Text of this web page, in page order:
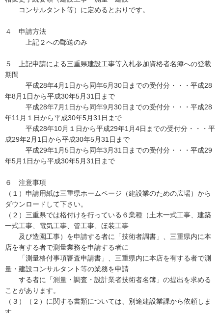
コンサルタント等）に定めるとおりです。
４ 申請方法
上記２への郵送のみ
５ 上記申請による三重県建設工事等入札参加資格者名簿への登載
期間
平成28年4月1日から同年6月30日までの受付分・・・平成28
年8月1日から平成30年5月31日まで
平成28年7月1日から同年9月30日までの受付分・・・平成28
年11月１日から平成30年5月31日まで
平成28年10月１日から平成29年1月4日までの受付分・・・平
成29年2月1日から平成30年5月31日まで
平成29年1月5日から同年3月31日までの受付分・・・平成29
年5月1日から平成30年5月31日まで
６ 注意事項
（１）申請用紙は三重県ホームページ（建設業のための広場）から
ダウンロードして下さい。
（２）三重県では格付けを行っている６業種（土木一式工事、建築
一式工事、電気工事、管工事、ほ装工事
及び造園工事）を申請する者に「技術者調書」、三重県内に本
店を有する者で測量業務を申請する者に
「測量格付事項審査申請書」、三重県内に本店を有する者で測
量・建設コンサルタント等の業務を申請
する者に「測量・調査・設計業者技術者名簿」の提出を求める
ことがあります。
（３）（２）に関する書類については、別途建設業課から依頼しま